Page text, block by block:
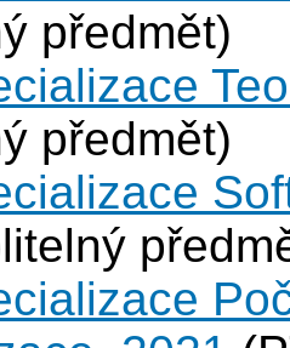
předmět)
předmět)